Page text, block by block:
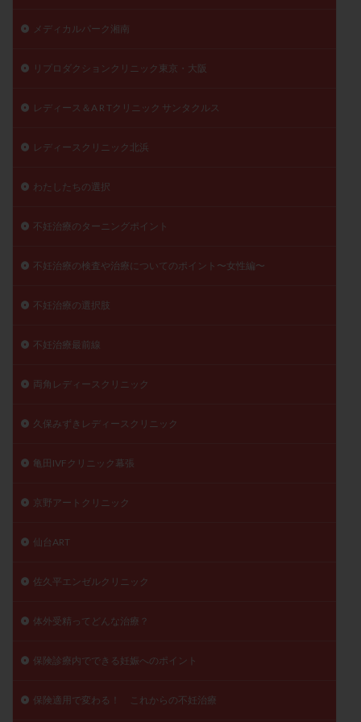
メディカルパーク湘南
リプロダクションクリニック東京・大阪
レディース＆A R Tクリニック サンタクルス
レディースクリニック北浜
わたしたちの選択
不妊治療のターニングポイント
不妊治療の検査や治療についてのポイント〜女性編〜
不妊治療の選択肢
不妊治療最前線
両角レディースクリニック
久保みずきレディースクリニック
亀田IVFクリニック幕張
京野アートクリニック
仙台ART
佐久平エンゼルクリニック
体外受精ってどんな治療？
保険診療内でできる妊娠へのポイント
保険適用で変わる！ これからの不妊治療